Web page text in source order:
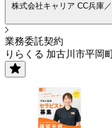
株式会社キャリア CC兵庫
業務委託契約
りらくる 加古川市平岡